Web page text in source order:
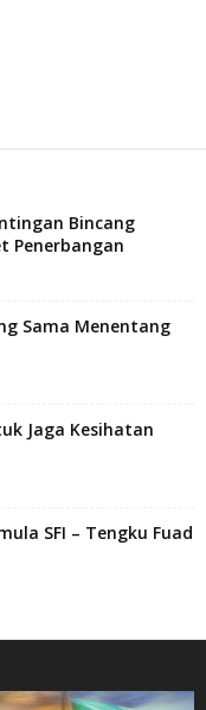
Bincang
Penerbangan
Sama Menentang
Jaga Kesihatan
SFI – Tengku Fuad